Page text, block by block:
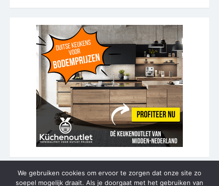
We gebruiken cookies om ervoor te zorgen dat onze site zo
soepel mogelijk draait. Als je doorgaat met het gebruiken van